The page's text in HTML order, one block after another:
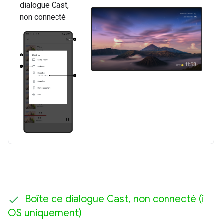
dialogue Cast,
non connecté
Boîte de dialogue Cast, non connecté (i
OS uniquement)